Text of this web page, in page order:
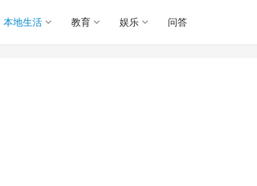
本地生活 教育 娱乐 问答